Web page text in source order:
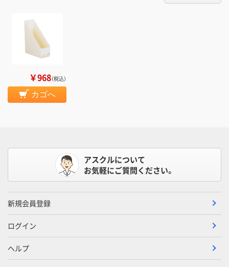
￥968（税込）
カゴへ
アスクルについて
お気軽にご質問ください。
新規会員登録
ログイン
ヘルプ